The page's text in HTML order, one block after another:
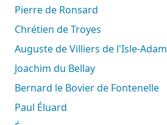
Pierre de Ronsard
Chrétien de Troyes
Auguste de Villiers de l'Isle-Adam
Joachim du Bellay
Bernard le Bovier de Fontenelle
Paul Éluard